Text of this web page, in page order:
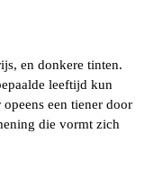
en donkere tinten.
leeftijd kun
een tiener door
die vormt zich